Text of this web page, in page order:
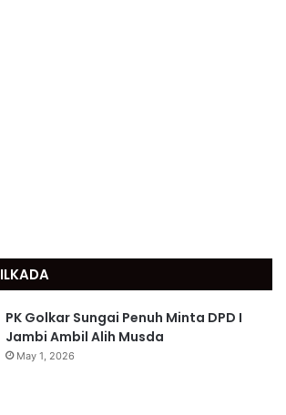
PK Golkar Sungai Penuh Minta DPD I
Jambi Ambil Alih Musda
May 1, 2026